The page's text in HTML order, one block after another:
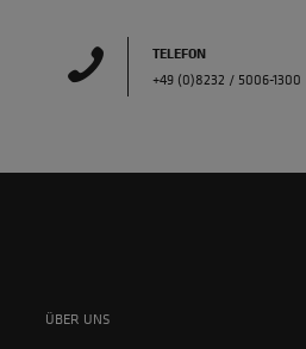
TELEFON
+49 (0)8232 / 5006-1300
ÜBER UNS